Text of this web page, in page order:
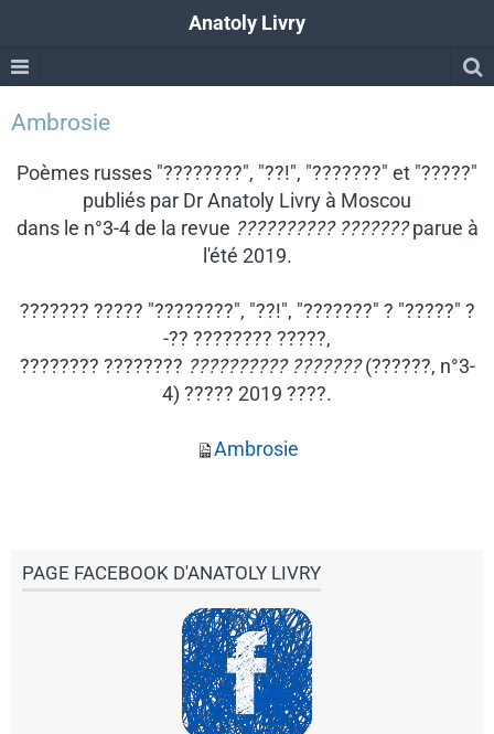
Anatoly Livry
Ambrosie
Poèmes russes "????????", "??!", "???????" et "?????"
publiés par Dr Anatoly Livry à Moscou
dans le n°3-4 de la revue ?????????? ???????parue à
l'été 2019.
??????? ????? "????????", "??!", "???????" ? "?????" ?
-?? ???????? ?????,
???????? ???????? ?????????? ???????(??????, n°3-
4) ????? 2019 ????.
Ambrosie
PAGE FACEBOOK D'ANATOLY LIVRY